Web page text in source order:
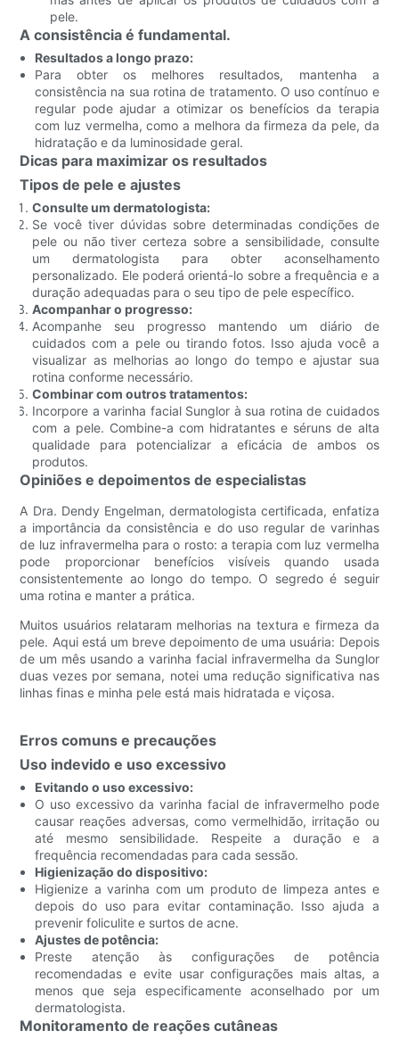
pele.
A consistência é fundamental.
Resultados a longo prazo:
Para obter os melhores resultados, mantenha a
consistência na sua rotina de tratamento. O uso contínuo e
regular pode ajudar a otimizar os benefícios da terapia
com luz vermelha, como a melhora da firmeza da pele, da
hidratação e da luminosidade geral.
Dicas para maximizar os resultados
Tipos de pele e ajustes
Consulte um dermatologista:
Se você tiver dúvidas sobre determinadas condições de
pele ou não tiver certeza sobre a sensibilidade, consulte
um dermatologista para obter aconselhamento
personalizado. Ele poderá orientá-lo sobre a frequência e a
duração adequadas para o seu tipo de pele específico.
Acompanhar o progresso:
Acompanhe seu progresso mantendo um diário de
cuidados com a pele ou tirando fotos. Isso ajuda você a
visualizar as melhorias ao longo do tempo e ajustar sua
rotina conforme necessário.
Combinar com outros tratamentos:
Incorpore a varinha facial Sunglor à sua rotina de cuidados
com a pele. Combine-a com hidratantes e séruns de alta
qualidade para potencializar a eficácia de ambos os
produtos.
Opiniões e depoimentos de especialistas
A Dra. Dendy Engelman, dermatologista certificada, enfatiza
a importância da consistência e do uso regular de varinhas
de luz infravermelha para o rosto: a terapia com luz vermelha
pode proporcionar benefícios visíveis quando usada
consistentemente ao longo do tempo. O segredo é seguir
uma rotina e manter a prática.
Muitos usuários relataram melhorias na textura e firmeza da
pele. Aqui está um breve depoimento de uma usuária: Depois
de um mês usando a varinha facial infravermelha da Sunglor
duas vezes por semana, notei uma redução significativa nas
linhas finas e minha pele está mais hidratada e viçosa.
Erros comuns e precauções
Uso indevido e uso excessivo
Evitando o uso excessivo:
O uso excessivo da varinha facial de infravermelho pode
causar reações adversas, como vermelhidão, irritação ou
até mesmo sensibilidade. Respeite a duração e a
frequência recomendadas para cada sessão.
Higienização do dispositivo:
Higienize a varinha com um produto de limpeza antes e
depois do uso para evitar contaminação. Isso ajuda a
prevenir foliculite e surtos de acne.
Ajustes de potência:
Preste atenção às configurações de potência
recomendadas e evite usar configurações mais altas, a
menos que seja especificamente aconselhado por um
dermatologista.
Monitoramento de reações cutâneas